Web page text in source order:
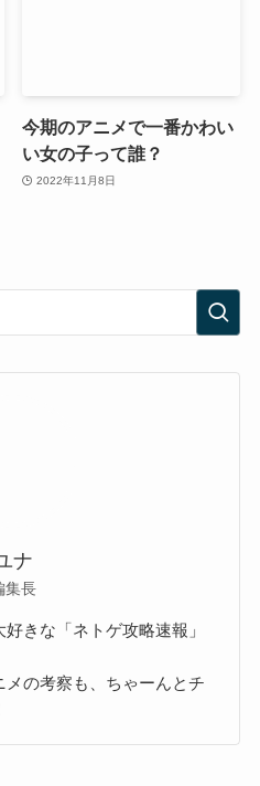
今期のアニメで一番かわい
い女の子って誰？
2022年11月8日
ナ
集長
きな「ネトゲ攻略速報」
の考察も、ちゃーんとチ